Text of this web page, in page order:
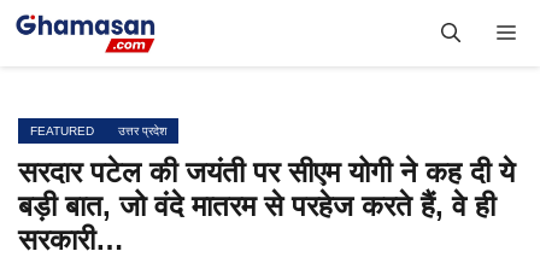
Skip
FEATURED उत्तर प्रदेश
सरदार पटेल की जयंती पर सीएम योगी ने कह दी ये
बड़ी बात, जो वंदे मातरम से परहेज करते हैं, वे ही
सरकारी…